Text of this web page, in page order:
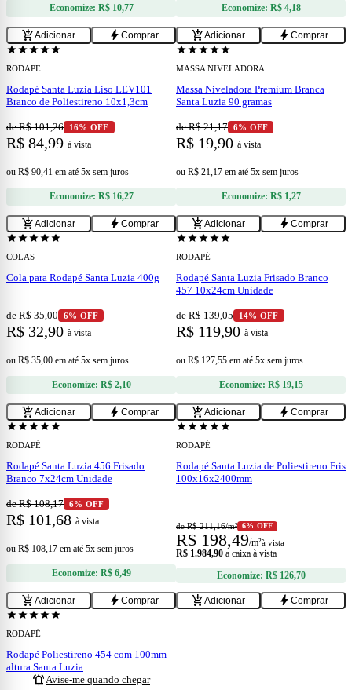
Economize: R$ 10,77
add_shopping_cartAdicionar bolt Comprar
Economize: R$ 4,18
add_shopping_cartAdicionar bolt Comprar
add
starstarstarstarstar
RODAPÉ
Rodapé Santa Luzia Liso LEV101
Branco de Poliestireno 10x1,3cm
de R$ 101,26 16% OFF
R$ 84,99 à vista
ou R$ 90,41 em até 5x sem juros
Economize: R$ 16,27
add_shopping_cartAdicionar bolt Comprar
add
starstarstarstarstar
MASSA NIVELADORA
Massa Niveladora Premium Branca
Santa Luzia 90 gramas
de R$ 21,17 6% OFF
R$ 19,90 à vista
ou R$ 21,17 em até 5x sem juros
Economize: R$ 1,27
add_shopping_cartAdicionar bolt Comprar
add
starstarstarstarstar
COLAS
Cola para Rodapé Santa Luzia 400g
de R$ 35,00 6% OFF
R$ 32,90 à vista
ou R$ 35,00 em até 5x sem juros
Economize: R$ 2,10
add_shopping_cartAdicionar bolt Comprar
add
starstarstarstarstar
RODAPÉ
Rodapé Santa Luzia Frisado Branco
457 10x24cm Unidade
de R$ 139,05 14% OFF
R$ 119,90 à vista
ou R$ 127,55 em até 5x sem juros
Economize: R$ 19,15
add_shopping_cartAdicionar bolt Comprar
add
starstarstarstarstar
RODAPÉ
Rodapé Santa Luzia 456 Frisado
Branco 7x24cm Unidade
de R$ 108,17 6% OFF
R$ 101,68 à vista
ou R$ 108,17 em até 5x sem juros
Economize: R$ 6,49
add_shopping_cartAdicionar bolt Comprar
add
starstarstarstarstar
RODAPÉ
Rodapé Santa Luzia de Poliestireno Fris
100x16x2400mm
de R$211,16/m² 6% OFF
R$ 198,49/m²à vista
R$ 1.984,90 a caixa à vista
Economize: R$ 126,70
add_shopping_cartAdicionar bolt Comprar
ESGOTADO
starstarstarstarstar
RODAPÉ
Rodapé Poliestireno 454 com 100mm
altura Santa Luzia
notifications_activeAvise-me quando chegar